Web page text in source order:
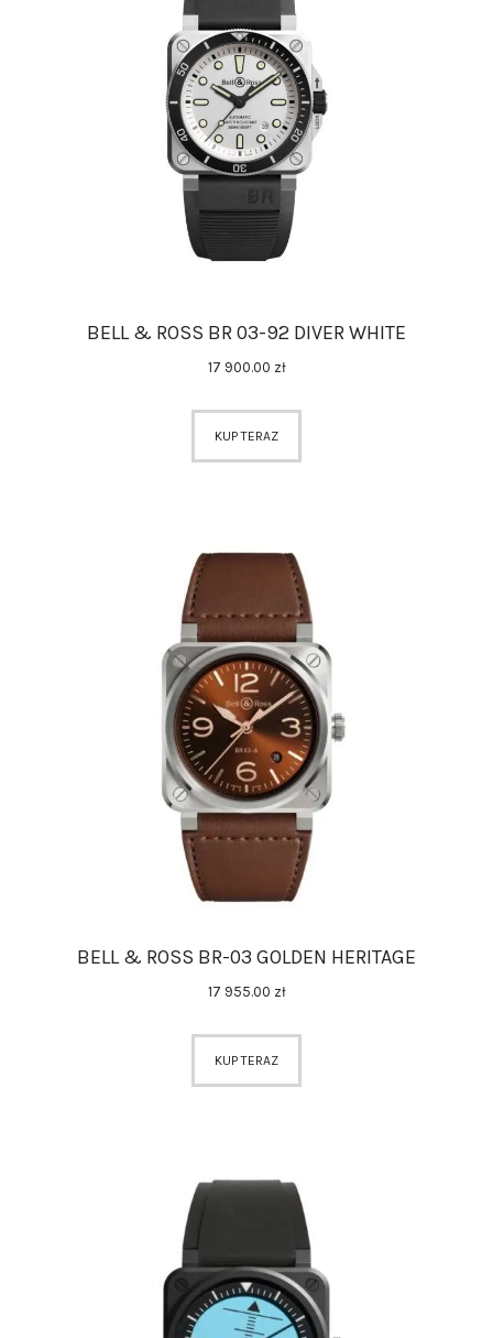
BELL & ROSS BR 03-92 DIVER WHITE
17 900.00 zł
KUP TERAZ
BELL & ROSS BR-03 GOLDEN HERITAGE
17 955.00 zł
KUP TERAZ